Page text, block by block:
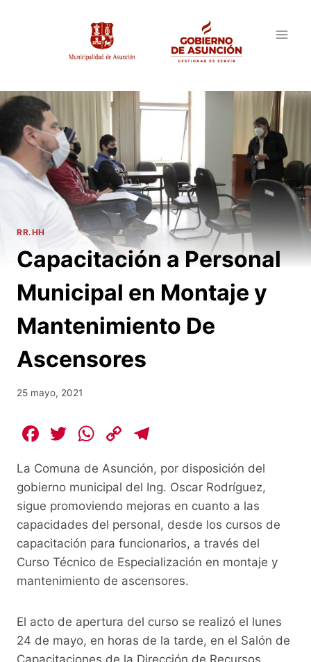
RR.HH
Capacitación a Personal
Municipal en Montaje y
Mantenimiento De
Ascensores
25 mayo, 2021
F
c
e
b
o
o
k
T
itt
er
W
at
s
A
p
p
C
p
y
Li
n
k
e
gr
a
m
La Comuna de Asunción, por disposición del
gobierno municipal del Ing. Oscar Rodríguez,
sigue promoviendo mejoras en cuanto a las
capacidades del personal, desde los cursos de
capacitación para funcionarios, a través del
Curso Técnico de Especialización en montaje y
mantenimiento de ascensores.
El acto de apertura del curso se realizó el lunes
24 de mayo, en horas de la tarde, en el Salón de
Capacitaciones de la Dirección de Recursos